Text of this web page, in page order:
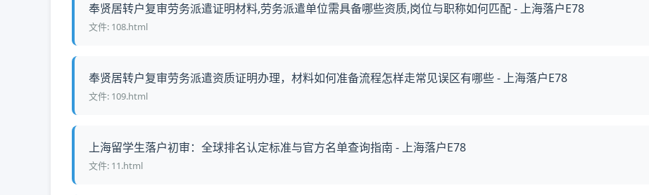
奉贤居转户复审劳务派遣证明材料,劳务派遣单位需具备哪些资质,岗位与职称如何匹配 - 上海落户E78
文件: 108.html
奉贤居转户复审劳务派遣资质证明办理，材料如何准备流程怎样走常见误区有哪些 - 上海落户E78
文件: 109.html
上海留学生落户初审：全球排名认定标准与官方名单查询指南 - 上海落户E78
文件: 11.html